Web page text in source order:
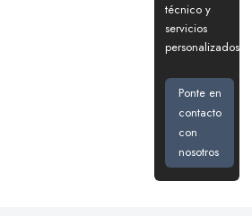
técnico y
servicios
personalizados.
Ponte en
contacto
con
nosotros